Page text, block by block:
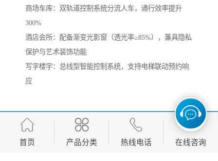
商场车库‌：双轨道控制系统分流人车，通行效率提升
300%
‌酒店会所‌：配备渐变光影窗（透光率≥85%），兼具隐私
保护与艺术装饰功能
‌写字楼宇‌：总线型智能控制系统，支持电梯联动预约响
应
http://www.ynsmzkj.com
首页 产品分类 热线电话 在线咨询